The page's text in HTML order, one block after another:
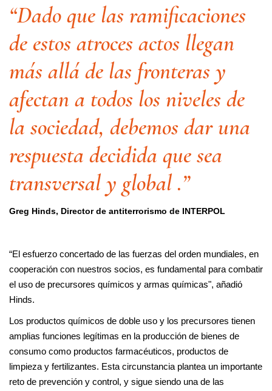
“Dado que las ramificaciones
de estos atroces actos llegan
más allá de las fronteras y
afectan a todos los niveles de
la sociedad, debemos dar una
respuesta decidida que sea
transversal y global .”
Greg Hinds, Director de antiterrorismo de INTERPOL
“El esfuerzo concertado de las fuerzas del orden mundiales, en
cooperación con nuestros socios, es fundamental para combatir
el uso de precursores químicos y armas químicas", añadió
Hinds.
Los productos químicos de doble uso y los precursores tienen
amplias funciones legítimas en la producción de bienes de
consumo como productos farmacéuticos, productos de
limpieza y fertilizantes. Esta circunstancia plantea un importante
reto de prevención y control, y sigue siendo una de las